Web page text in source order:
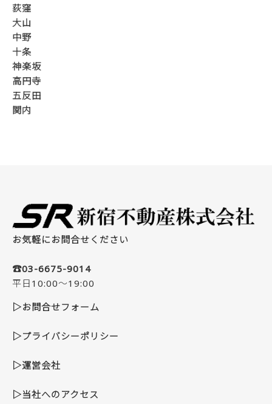
荻窪
大山
中野
十条
神楽坂
高円寺
五反田
関内
お気軽にお問合せください
☎03-6675-9014
平日10:00～19:00
▷お問合せフォーム
▷プライバシーポリシー
▷運営会社
▷当社へのアクセス